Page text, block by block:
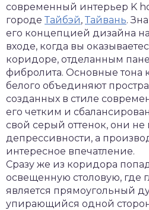
современный интерьер K
городе Тайбэй, Тайвань.
его концепцией дизайна
входе, когда вы
коридоре, отделанным
фибролита. Основные тона
белого объединяют
созданных в стиле
его четким и
свой серый оттенок, они
депрессивности, а
интересное впечатление.
Сразу же из коридора
освещенную столовую, где
является прямоугольный
упирающийся одной